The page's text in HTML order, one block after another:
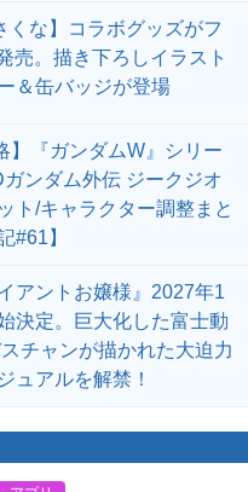
くな】コラボグッズがフ
売。描き下ろしイラスト
＆缶バッジが登場
】『ガンダムW』シリー
ンダム外伝 ジークジオ
ト/キャラクター調整まと
#61】
アントお嬢様』2027年1
決定。巨大化した富士動
チャンが描かれた大迫力
ュアルを解禁！